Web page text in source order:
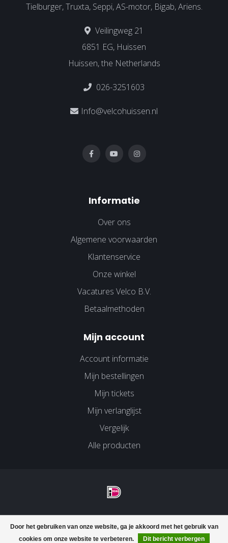
Door het gebruiken van onze website, ga je akkoord met het gebruik van
cookies om onze website te verbeteren.
Dit bericht verbergen
Tielburger, Truxta, Seppi, AS-motor, Bigab, Ariens.
Veilingweg 21
6851 EG, Huissen
Huissen, the Netherlands
026-3251603
Info@velcohuissen.nl
Informatie
Over ons
Algemene voorwaarden
Klantenservice
Onze winkel
Vacatures Velco B.V.
Betaalmethoden
Mijn account
Account informatie
Mijn bestellingen
Mijn tickets
Mijn verlanglijst
Vergelijk
Alle producten
© Copyright 2026 Velco Huissen - Powered byLightspeed-
Dyvelopment